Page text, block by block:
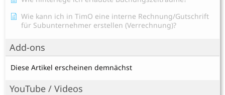
Wie kann ich in TimO eine interne Rechnung/Gutschrift
für Subunternehmer erstellen (Verrechnung)?
Add-ons
Diese Artikel erscheinen demnächst
YouTube / Videos